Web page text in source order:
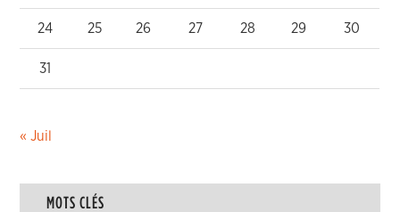
24 25 26 27 28 29 30
31
« Juil
MOTS CLÉS